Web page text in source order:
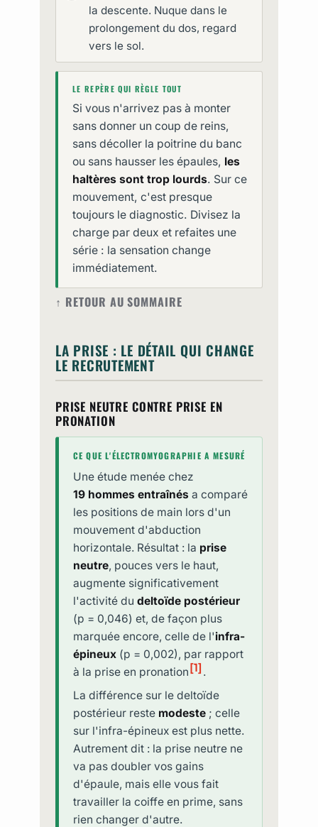
la descente. Nuque dans le
prolongement du dos, regard
vers le sol.
LE REPÈRE QUI RÈGLE TOUT
Si vous n'arrivez pas à monter
sans donner un coup de reins,
sans décoller la poitrine du banc
ou sans hausser les épaules, les
haltères sont trop lourds. Sur ce
mouvement, c'est presque
toujours le diagnostic. Divisez la
charge par deux et refaites une
série : la sensation change
immédiatement.
↑ RETOUR AU SOMMAIRE
LA PRISE : LE DÉTAIL QUI CHANGE
LE RECRUTEMENT
PRISE NEUTRE CONTRE PRISE EN
PRONATION
CE QUE L'ÉLECTROMYOGRAPHIE A MESURÉ
Une étude menée chez
19 hommes entraînés a comparé
les positions de main lors d'un
mouvement d'abduction
horizontale. Résultat : la prise
neutre, pouces vers le haut,
augmente significativement
l'activité du deltoïde postérieur
(p = 0,046) et, de façon plus
marquée encore, celle de l'infra-
épineux(p = 0,002), par rapport
à la prise en pronation[1] .
La différence sur le deltoïde
postérieur reste modeste; celle
sur l'infra-épineux est plus nette.
Autrement dit : la prise neutre ne
va pas doubler vos gains
d'épaule, mais elle vous fait
travailler la coiffe en prime, sans
rien changer d'autre.